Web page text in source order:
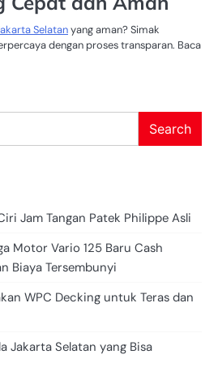
Selatanyang aman? Simak
dengan proses transparan. Baca
Search
Jam Tangan Patek Philippe Asli
Motor Vario 125 Baru Cash
Biaya Tersembunyi
WPC Decking untuk Teras dan
Jakarta Selatan yang Bisa